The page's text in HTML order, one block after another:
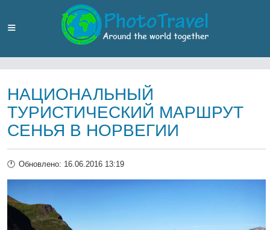
НАЦИОНАЛЬНЫЙ
ТУРИСТИЧЕСКИЙ МАРШРУТ
СЕНЬЯ В НОРВЕГИИ
Обновлено: 16.06.2016 13:19